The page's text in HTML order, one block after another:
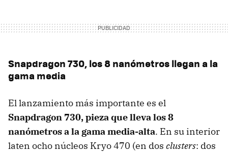
Snapdragon 730, los 8 nanómetros llegan a la
gama media
El lanzamiento más importante es el
Snapdragon 730, pieza que lleva los 8
nanómetros a la gama media-alta. En su interior
laten ocho núcleos Kryo 470 (en dos clusters: dos